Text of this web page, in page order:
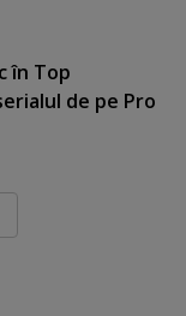
în Top
de pe Pro